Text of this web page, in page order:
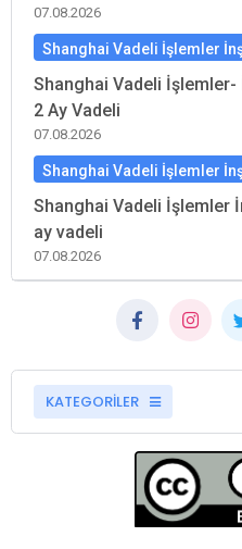
07.08.2026
Shanghai Vadeli İşlemler
Shanghai Vadeli
2 Ay Vadeli
07.08.2026
Shanghai Vadeli İşlemler
Shanghai Vadeli İşlemler
ay vadeli
07.08.2026
KATEGORİLER